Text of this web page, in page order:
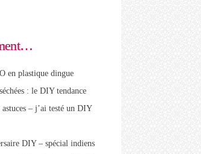
en plastique dingue
: le DIY tendance
– j’ai testé un DIY
DIY – spécial indiens